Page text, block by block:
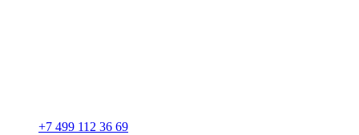
+7 499 112 36 69